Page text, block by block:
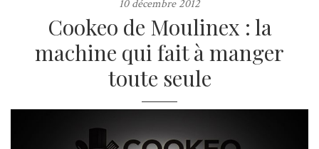
10 décembre 2012
Cookeo de Moulinex : la
machine qui fait à manger
toute seule